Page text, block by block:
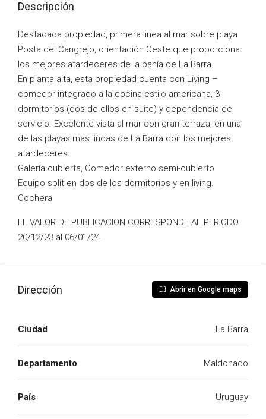
Descripción
Destacada propiedad, primera linea al mar sobre playa
Posta del Cangrejo, orientación Oeste que proporciona
los mejores atardeceres de la bahía de La Barra.
En planta alta, esta propiedad cuenta con Living –
comedor integrado a la cocina estilo americana, 3
dormitorios (dos de ellos en suite) y dependencia de
servicio. Excelente vista al mar con gran terraza, en una
de las playas mas lindas de La Barra con los mejores
atardeceres.
Galería cubierta, Comedor externo semi-cubierto
Equipo split en dos de los dormitorios y en living.
Cochera
EL VALOR DE PUBLICACION CORRESPONDE AL PERIODO
20/12/23 al 06/01/24
Dirección Abrir en Google maps
Ciudad La Barra
Departamento Maldonado
País Uruguay